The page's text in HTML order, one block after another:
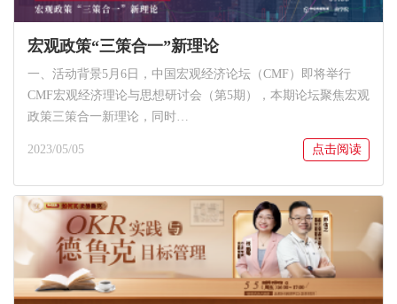
宏观政策“三策合一”新理论
一、活动背景5月6日，中国宏观经济论坛（CMF）即将举行
CMF宏观经济理论与思想研讨会（第5期），本期论坛聚焦宏观
政策三策合一新理论，同时…
2023/05/05 点击阅读